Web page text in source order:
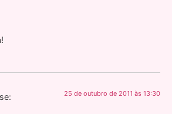
25 de outubro de 2011 às 13:30